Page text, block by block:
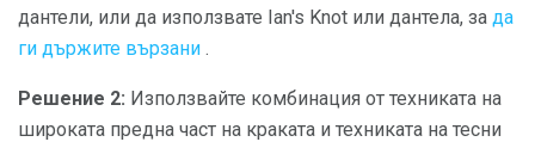
дантели, или да използвате Ian's Knot или дантела, за да
ги държите вързани .
Решение 2: Използвайте комбинация от техниката на
широката предна част на краката и техниката на тесни